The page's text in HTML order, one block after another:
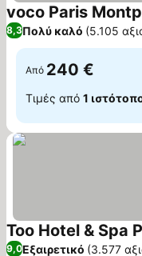
voco Paris
8,3Πολύ καλό (5.105
Από 240 €
Τιμές από 1
Too Hotel & Spa
9,0Εξαιρετικό (3.577